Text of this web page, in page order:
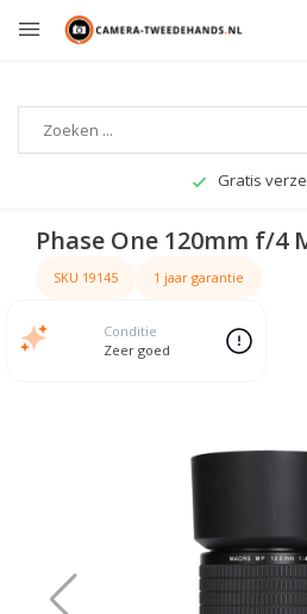
Gratis
Phase One 120mm f/4
SKU 19145 1 jaar garantie
Conditie
Zeer goed